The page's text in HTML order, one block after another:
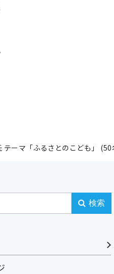
ーマ「ふるさとのこども」
検索